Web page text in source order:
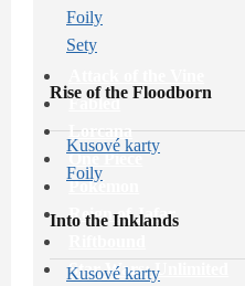
Fabled
Lorcana
One Piece
Pokémon
Reign of Jafar
Star Wars: Unlimited
Foily
Sety
Rise of the Floodborn
Kusové karty
Foily
Into the Inklands
Kusové karty